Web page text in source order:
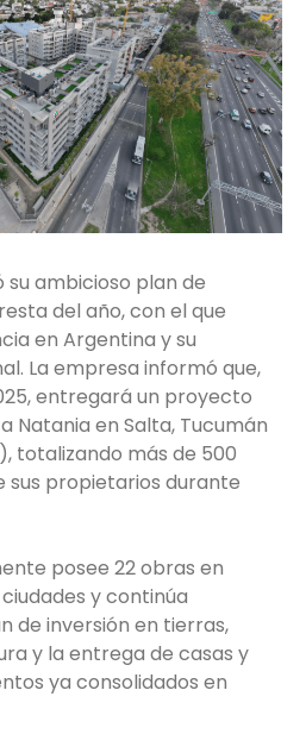
su ambicioso plan de
del año, con el que
en Argentina y su
La empresa informó que,
entregará un proyecto
Natania en Salta, Tucumán
totalizando más de 500
sus propietarios durante
posee 22 obras en
y continúa
de inversión en tierras,
y la entrega de casas y
ya consolidados en